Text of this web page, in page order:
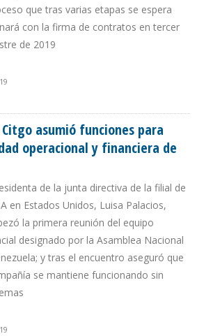
que tras varias etapas se espera
con la firma de contratos en tercer
de 2019
COLOMBIAasumió funciones para
operacional y financiera de
de la junta directiva de la filial de
en Estados Unidos, Luisa Palacios,
la primera reunión del equipo
designado por la Asamblea Nacional
y tras el encuentro aseguró que
se mantiene funcionando sin